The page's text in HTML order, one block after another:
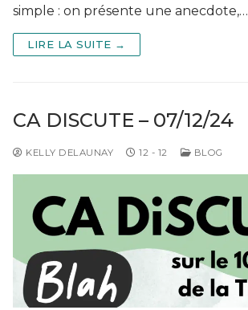
simple : on présente une anecdote,…
LIRE LA SUITE →
CA DISCUTE – 07/12/24
KELLY DELAUNAY 12 - 12 BLOG